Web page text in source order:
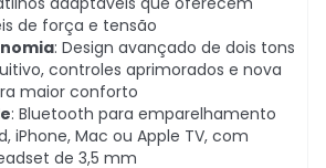
de força e tensão
: Design avançado de dois tons
controles aprimorados e nova
maior conforto
: Bluetooth para emparelhamento
iPhone, Mac ou Apple TV, com
de 3,5 mm